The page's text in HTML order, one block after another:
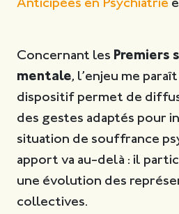
Anticipées en Psychiatrie
Concernant les Premiers
mentale, l’enjeu me
dispositif permet de
des gestes adaptés pour
situation de souffrance
apport va au-delà : il
une évolution des
collectives.